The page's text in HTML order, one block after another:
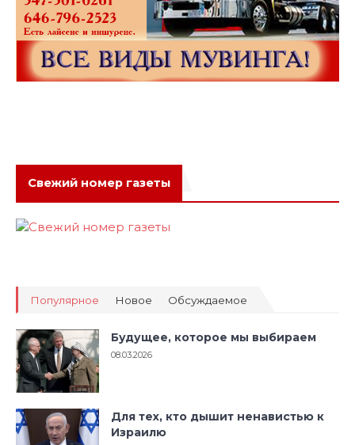
Свежий номер газеты
Популярное Новое Обсуждаемое
Будущее, которое мы выбираем
08.03.2026
Для тех, кто дышит ненавистью к
Израилю